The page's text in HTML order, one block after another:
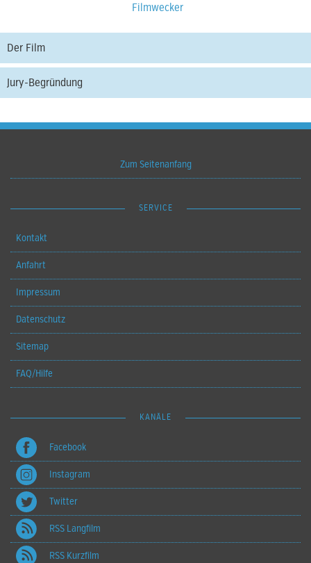
Filmwecker
Der Film
Jury-Begründung
Zum Seitenanfang
SERVICE
Kontakt
Anfahrt
Impressum
Datenschutz
Sitemap
FAQ/Hilfe
KANÄLE
Facebook
Instagram
Twitter
RSS Langfilm
RSS Kurzfilm